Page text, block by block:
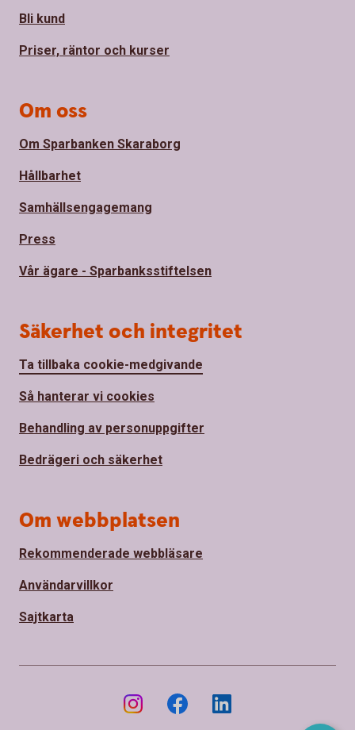
Bli kund
Priser, räntor och kurser
Om oss
Om Sparbanken Skaraborg
Hållbarhet
Samhällsengagemang
Press
Vår ägare - Sparbanksstiftelsen
Säkerhet och integritet
Ta tillbaka cookie-medgivande
Så hanterar vi cookies
Behandling av personuppgifter
Bedrägeri och säkerhet
Om webbplatsen
Rekommenderade webbläsare
Användarvillkor
Sajtkarta